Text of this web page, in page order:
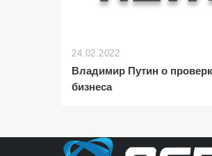
24.02.2022
Владимир Путин о
бизнеса